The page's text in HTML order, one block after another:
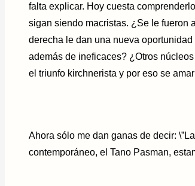
falta explicar. Hoy cuesta
sigan siendo macristas. ¿Se le fueron
derecha le dan una nueva oportunidad
además de ineficaces? ¿Otros
el triunfo kirchnerista y por eso se
Ahora sólo me dan ganas de decir:
contemporáneo, el Tano Pasman,